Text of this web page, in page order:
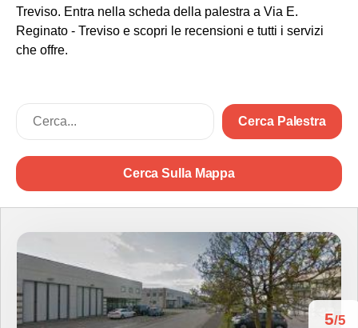
Treviso. Entra nella scheda della palestra a Via E.
Reginato - Treviso e scopri le recensioni e tutti i servizi
che offre.
Cerca Palestra
Cerca Sulla Mappa
5/5